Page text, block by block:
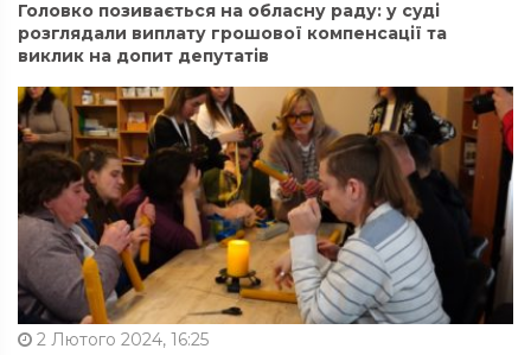
Головко позивається на обласну раду: у суді
розглядали виплату грошової компенсації та
виклик на допит депутатів
2 Лютого 2024, 16:25